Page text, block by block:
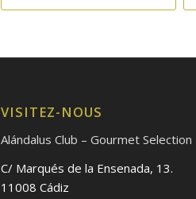
VISITEZ-NOUS
Alándalus Club – Gourmet Selection
C/ Marqués de la Ensenada, 13.
11008 Cádiz